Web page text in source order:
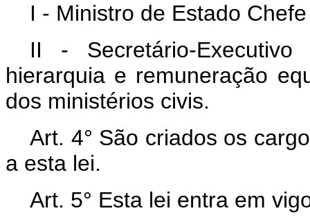
I - Ministro de Estado
II - Secretário-
hierarquia e remuneração
dos ministérios civis.
Art. 4° São criados os
a esta lei.
Art. 5° Esta lei entra em